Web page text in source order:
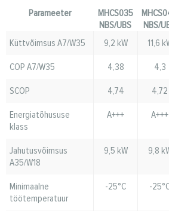
Parameeter
MHCS035
NBS/UBS
NBS/
Küttvõimsus A7/W35
9,2 kW 11,6
COP A7/W35
4,38 4,3
SCOP
4,74 4,72
Energiatõhususe
klass
A+++ A+++
Jahutusvõimsus
A35/W18
9,5 kW 9,8
Minimaalne
töötemperatuur
-25°C -